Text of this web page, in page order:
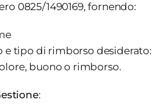
0825/1490169, fornendo:
e tipo di rimborso desiderato:
buono o rimborso.
: